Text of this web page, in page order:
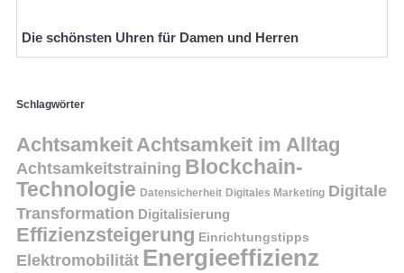
Die schönsten Uhren für Damen und Herren
Schlagwörter
Achtsamkeit Achtsamkeit im Alltag
Achtsamkeitstraining Blockchain-
Technologie Datensicherheit Digitales Marketing Digitale
Transformation Digitalisierung
Effizienzsteigerung Einrichtungstipps
Elektromobilität Energieeffizienz